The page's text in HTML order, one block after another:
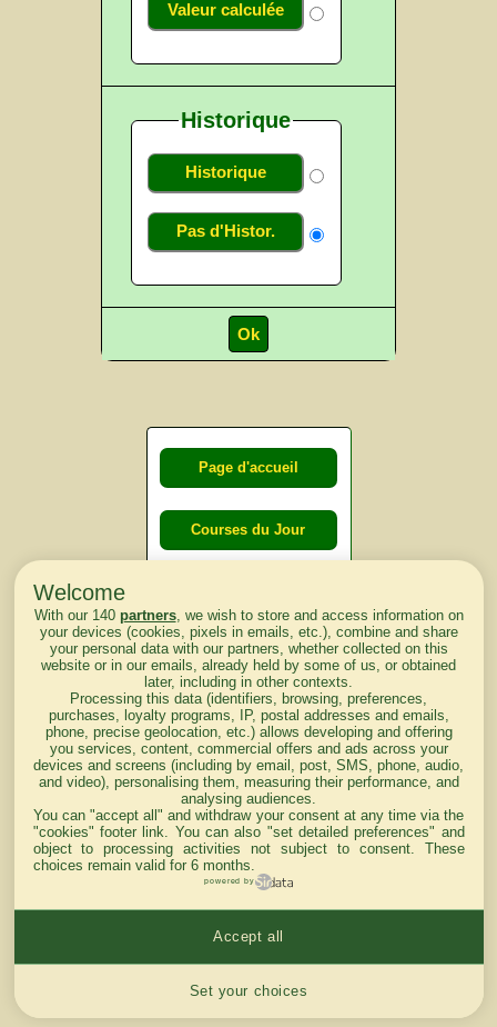
Valeur calculée
Historique
Historique
Pas d'Histor.
Page d'accueil
Courses du Jour
lendemain
Courses
d'aujourd'hui
Haut de Page
Mentions légales du site
Welcome
With our 140 partners, we wish to store and access information on
your devices (cookies, pixels in emails, etc.), combine and share
your personal data with our partners, whether collected on this
website or in our emails, already held by some of us, or obtained
later, including in other contexts.
Processing this data (identifiers, browsing, preferences,
purchases, loyalty programs, IP, postal addresses and emails,
phone, precise geolocation, etc.) allows developing and offering
you services, content, commercial offers and ads across your
devices and screens (including by email, post, SMS, phone, audio,
and video), personalising them, measuring their performance, and
analysing audiences.
You can "accept all" and withdraw your consent at any time via the
"cookies" footer link . You can also "set detailed preferences" and
object to processing activities not subject to consent. These
choices remain valid for 6 months.
powered by
Set your choices
Accept all